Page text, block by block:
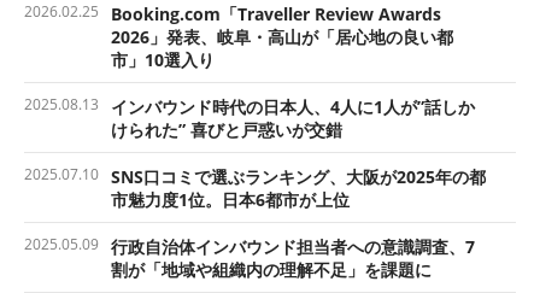
2026.02.25
Booking.com「Traveller Review Awards
2026」発表、岐阜・高山が「居心地の良い都
市」10選入り
2025.08.13
インバウンド時代の日本人、4人に1人が”話しか
けられた” 喜びと戸惑いが交錯
2025.07.10 SNS口コミで選ぶランキング、大阪が2025年の都
市魅力度1位。日本6都市が上位
2025.05.09 行政自治体インバウンド担当者への意識調査、7
割が「地域や組織内の理解不足」を課題に